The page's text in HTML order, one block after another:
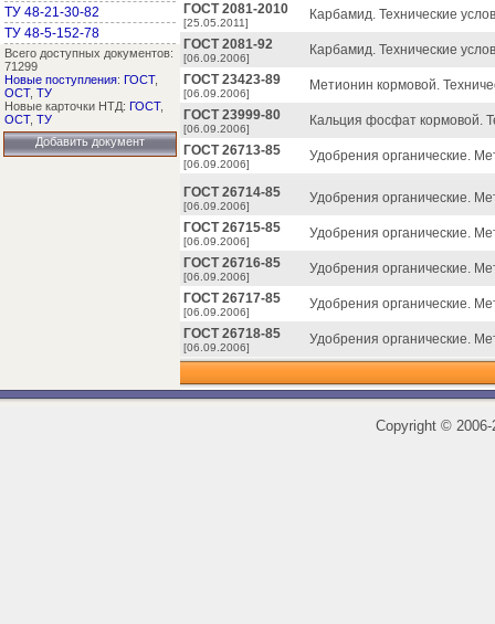
ТУ 48-21-30-82
ТУ 48-5-152-78
Всего доступных документов:
71299
Новые поступления: ГОСТ,
ОСТ, ТУ
Новые карточки НТД: ГОСТ,
ОСТ, ТУ
Добавить документ
ГОСТ 2081-2010
[25.05.2011]
Карбамид. Технические
ГОСТ 2081-92
[06.09.2006]
Карбамид. Технические
ГОСТ 23423-89
[06.09.2006]
Метионин кормовой.
ГОСТ 23999-80
[06.09.2006]
Кальция фосфат кормовой.
ГОСТ 26713-85
[06.09.2006]
Удобрения органические.
ГОСТ 26714-85
[06.09.2006]
Удобрения органические.
ГОСТ 26715-85
[06.09.2006]
Удобрения органические.
ГОСТ 26716-85
[06.09.2006]
Удобрения органические.
ГОСТ 26717-85
[06.09.2006]
Удобрения органические.
ГОСТ 26718-85
[06.09.2006]
Удобрения органические.
Copyright ©